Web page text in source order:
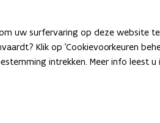
Meer informatie
Over Team Taaladvies
uw surfervaring op deze website te
Klik op 'Cookievoorkeuren
intrekken. Meer info leest u